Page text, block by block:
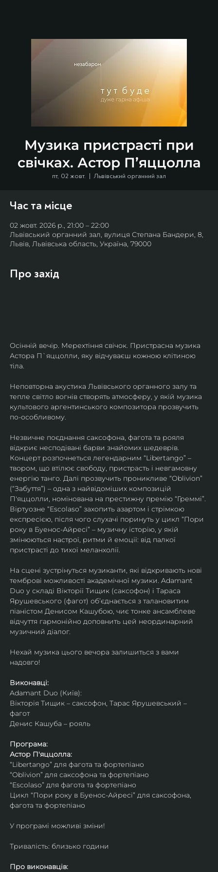
Музика пристрасті при
свічках. Астор П’яццолла
пт, 02 жовт.
  |
Львівський органний зал
Час та місце
02 жовт. 2026 р., 21:00 – 22:00
Львівський органний зал, вулиця Степана Бандери, 8,
Львів, Львівська область, Україна, 79000
Про захід
Осінній вечір. Мерехтіння свічок. Пристрасна музика
Астора П`яццолли, яку відчуваєш кожною клітиною
тіла.
Неповторна акустика Львівського органного залу та
тепле світло вогнів створять атмосферу, у якій музика
культового аргентинського композитора прозвучить
по-особливому.
Незвичне поєднання саксофона, фагота та рояля
відкриє несподівані барви знайомих шедеврів.
Концерт розпочнеться легендарним “Libertango” –
твором, що втілює свободу, пристрасть і невгамовну
енергію танго. Далі прозвучить проникливе “Oblivion”
(“Забуття”) – одна з найвідоміших композицій
П'яццолли, номінована на престижну премію “Греммі”.
Віртуозне “Escolaso” захопить азартом і стрімкою
експресією, після чого слухачі поринуть у цикл “Пори
року в Буенос-Айресі” – музичну історію, у якій
змінюються настрої, ритми й емоції: від палкої
пристрасті до тихої меланхолії.
На сцені зустрінуться музиканти, які відкривають нові
темброві можливості академічної музики. Adamant
Duo у складі Вікторії Тищик (саксофон) і Тараса
Ярушевського (фагот) об’єднається з талановитим
піаністом Денисом Кашубою, чиє тонке ансамблеве
відчуття гармонійно доповнить цей неординарний
музичний діалог.
Нехай музика цього вечора залишиться з вами
надовго!
Виконавці:
Adamant Duo (Київ):
Вікторія Тищик – саксофон, Тарас Ярушевський –
фагот
Денис Кашуба – рояль
Програма:
Астор П'яццолла:
“Libertango” для фагота та фортепіано
“Oblivion” для саксофона та фортепіано
“Escolaso” для фагота та фортепіано
Цикл “Пори року в Буенос-Айресі” для саксофона,
фагота та фортепіано
У програмі можливі зміни!
Тривалість: близько години
Про виконавців: